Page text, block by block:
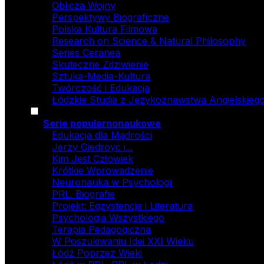
Oblicza Wojny
Perspektywy Biograficzne
Polska Kultura Filmowa
Research on Science & Natural Philosophy
Series Ceranea
Skuteczne Zdziwienie
Sztuka-Media-Kultura
Twórczość i Edukacja
Łódzkie Studia z Językoznawstwa
Serie popularnonaukowe
Edukacja dla Mądrości
Jerzy Giedroyc i...
Kim Jest Człowiek
Krótkie Wprowadzenie
Neuronauka w Psychologii
PRL. Biografie
Projekt: Egzystencja i Literatura
Psychologia Wszystkiego
Terapia Pedagogiczna
W Poszukiwaniu Idei XXI Wieku
Łódź Poprzez Wieki